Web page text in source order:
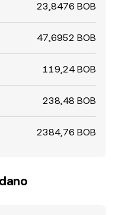
23,8476 BOB
47,6952 BOB
119,24 BOB
238,48 BOB
2384,76 BOB